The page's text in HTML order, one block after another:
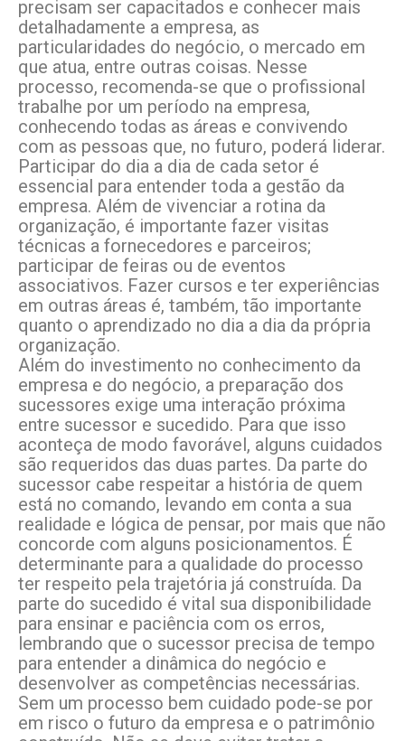
precisam ser capacitados e conhecer mais
detalhadamente a empresa, as
particularidades do negócio, o mercado em
que atua, entre outras coisas. Nesse
processo, recomenda-se que o profissional
trabalhe por um período na empresa,
conhecendo todas as áreas e convivendo
com as pessoas que, no futuro, poderá liderar.
Participar do dia a dia de cada setor é
essencial para entender toda a gestão da
empresa. Além de vivenciar a rotina da
organização, é importante fazer visitas
técnicas a fornecedores e parceiros;
participar de feiras ou de eventos
associativos. Fazer cursos e ter experiências
em outras áreas é, também, tão importante
quanto o aprendizado no dia a dia da própria
organização.
Além do investimento no conhecimento da
empresa e do negócio, a preparação dos
sucessores exige uma interação próxima
entre sucessor e sucedido. Para que isso
aconteça de modo favorável, alguns cuidados
são requeridos das duas partes. Da parte do
sucessor cabe respeitar a história de quem
está no comando, levando em conta a sua
realidade e lógica de pensar, por mais que não
concorde com alguns posicionamentos. É
determinante para a qualidade do processo
ter respeito pela trajetória já construída. Da
parte do sucedido é vital sua disponibilidade
para ensinar e paciência com os erros,
lembrando que o sucessor precisa de tempo
para entender a dinâmica do negócio e
desenvolver as competências necessárias.
Sem um processo bem cuidado pode-se por
em risco o futuro da empresa e o patrimônio